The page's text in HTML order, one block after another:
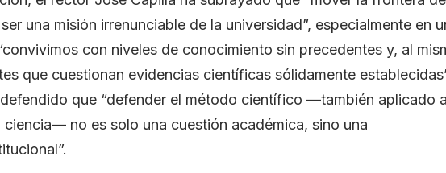
una misión irrenunciable de la universidad”, especialmente en
con niveles de conocimiento sin precedentes y, al
que cuestionan evidencias científicas sólidamente
que “defender el método científico —también aplicado
ciencia— no es solo una cuestión académica, sino una